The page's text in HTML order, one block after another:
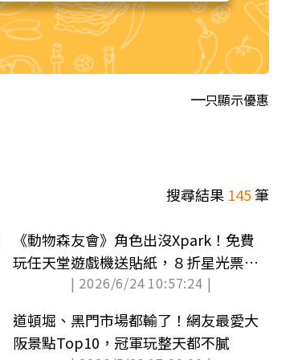
只顯示優惠
搜尋結果 145筆
《動物森友會》角色出沒Xpark！免費
玩任天堂遊戲機送貼紙，８折星光票回
| 2026/6/24 10:57:24 |
道頓堀、黑門市場都輸了！網友最愛大
阪景點Top10，冠軍玩整天都不膩